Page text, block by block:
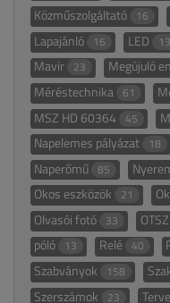
Közműszolgáltató 16
Lapajánló 16 LED
Mavir 23 Megújuló
Méréstechnika 61
MSZ HD 60364 45
Napelemes pályázat 18
Naperőmű 85
Okos eszközök 21
Olvasói fotó 33 OTSZ
póló 13 Relé 40
Szabványok 158
Szerszámok 23